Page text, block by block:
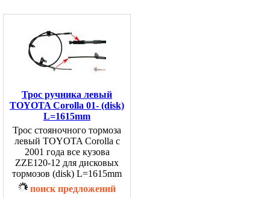
Трос ручника левый
TOYOTA Corolla 01- (disk)
L=1615mm
Трос стояночного тормоза
левый TOYOTA Corolla с
2001 года все кузова
ZZE120-12 для дисковых
тормозов (disk) L=1615mm
поиск предложений